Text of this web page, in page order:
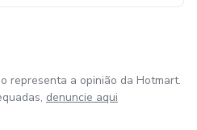
representa a opinião da Hotmart.
denuncie aqui